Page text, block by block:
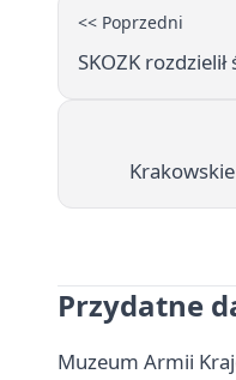
<< Poprzedni
SKOZK
Przydatne
Muzeum Armii